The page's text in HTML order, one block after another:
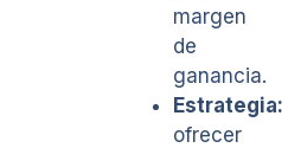
margen
de
ganancia.
Estrategia:
ofrecer